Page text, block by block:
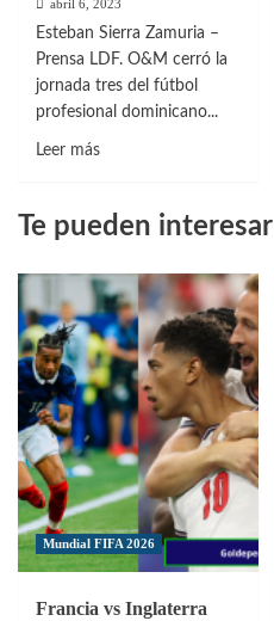
abril 6, 2023
Esteban Sierra Zamuria –
Prensa LDF. O&M cerró la
jornada tres del fútbol
profesional dominicano...
Leer másLeer
Goleada
O&M
en
cierre
de
la
jornada
tres
de
LDF
Te pueden interesar
Mundial FIFA 2026
Francia vs Inglaterra